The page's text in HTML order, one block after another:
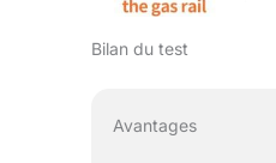
Bilan du test
Avantages